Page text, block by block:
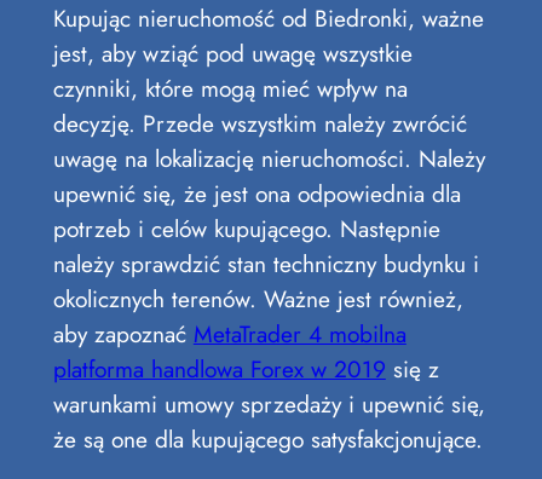
Kupując nieruchomość od Biedronki, ważne
jest, aby wziąć pod uwagę wszystkie
czynniki, które mogą mieć wpływ na
decyzję. Przede wszystkim należy zwrócić
uwagę na lokalizację nieruchomości. Należy
upewnić się, że jest ona odpowiednia dla
potrzeb i celów kupującego. Następnie
należy sprawdzić stan techniczny budynku i
okolicznych terenów. Ważne jest również,
aby zapoznać MetaTrader 4 mobilna
platforma handlowa Forex w 2019 się z
warunkami umowy sprzedaży i upewnić się,
że są one dla kupującego satysfakcjonujące.